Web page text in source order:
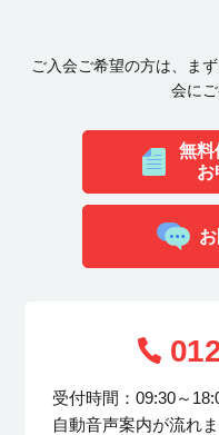
ご入会ご希望の方は、ま
会にご
無料
お
受付時間：09:30～
自動音声案内が流れ